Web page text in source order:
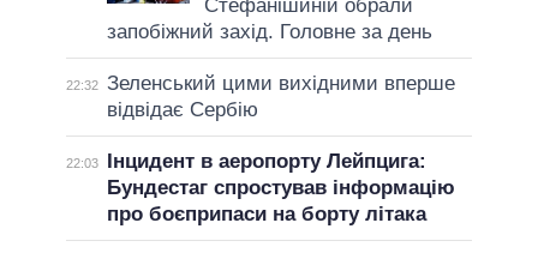
Стефанішиній обрали
запобіжний захід. Головне за день
22:32 Зеленський цими вихідними вперше
відвідає Сербію
22:03
Інцидент в аеропорту Лейпцига:
Бундестаг спростував інформацію
про боєприпаси на борту літака